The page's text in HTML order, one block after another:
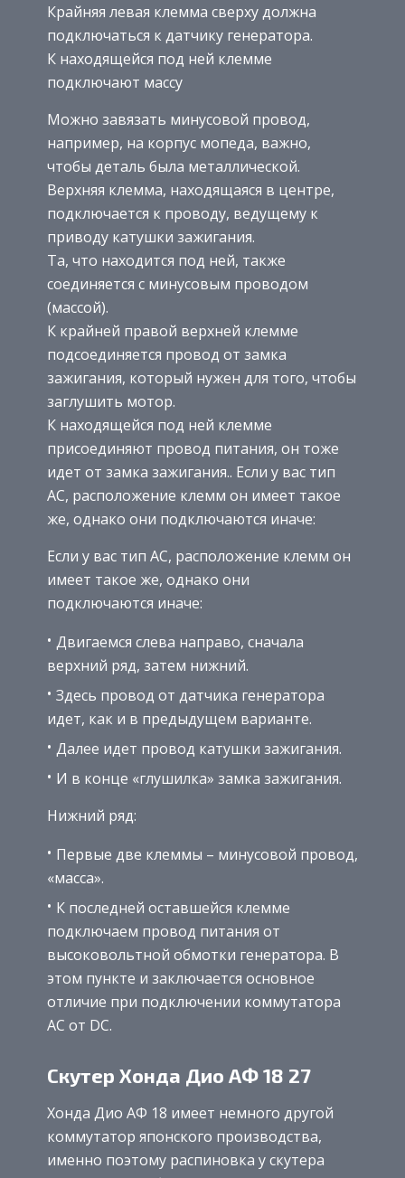
Крайняя левая клемма сверху должна
подключаться к датчику генератора.
К находящейся под ней клемме
подключают массу
Можно завязать минусовой провод,
например, на корпус мопеда, важно,
чтобы деталь была металлической.
Верхняя клемма, находящаяся в центре,
подключается к проводу, ведущему к
приводу катушки зажигания.
Та, что находится под ней, также
соединяется с минусовым проводом
(массой).
К крайней правой верхней клемме
подсоединяется провод от замка
зажигания, который нужен для того, чтобы
заглушить мотор.
К находящейся под ней клемме
присоединяют провод питания, он тоже
идет от замка зажигания.. Если у вас тип
AC, расположение клемм он имеет такое
же, однако они подключаются иначе:
Если у вас тип AC, расположение клемм он
имеет такое же, однако они
подключаются иначе:
Двигаемся слева направо, сначала
верхний ряд, затем нижний.
Здесь провод от датчика генератора
идет, как и в предыдущем варианте.
Далее идет провод катушки зажигания.
И в конце «глушилка» замка зажигания.
Нижний ряд:
Первые две клеммы – минусовой провод,
«масса».
К последней оставшейся клемме
подключаем провод питания от
высоковольтной обмотки генератора. В
этом пункте и заключается основное
отличие при подключении коммутатора
AC от DC.
Скутер Хонда Дио АФ 18 27
Хонда Дио АФ 18 имеет немного другой
коммутатор японского производства,
именно поэтому распиновка у скутера